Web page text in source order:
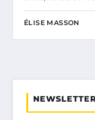
ÉLISE MASSON
NEWSLETTER